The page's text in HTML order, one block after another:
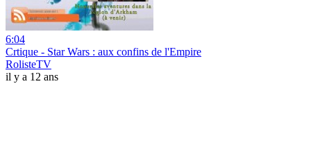
6:04
Crtique - Star Wars : aux confins de l'Empire
RolisteTV
il y a 12 ans